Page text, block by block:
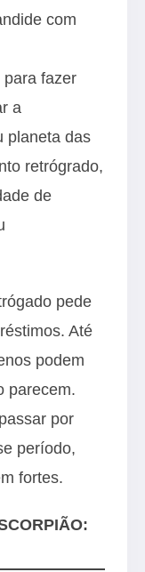
com
fazer
a
planeta das
retrógrado,
de
pede
Até
podem
parecem.
por
período,
fortes.